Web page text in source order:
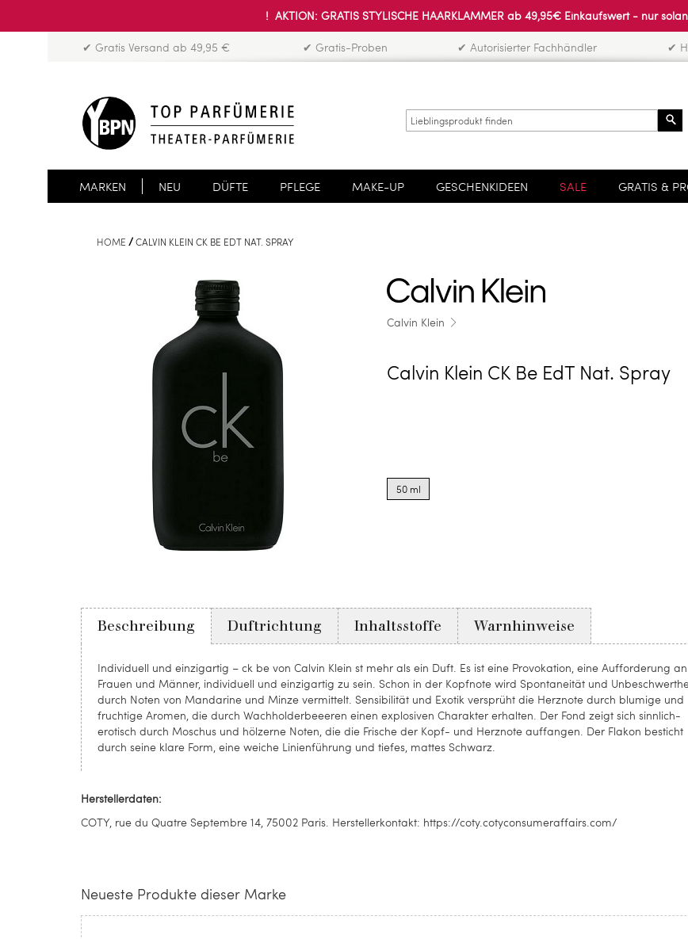
! AKTION: GRATIS STYLISCHE HAARKLAMMER ab 49,95€ Einkaufswert - nur
✔ Gratis Versand ab 49,95 € ✔ Gratis-Proben ✔ Autorisierter Fachhändler ✔
MARKEN NEU DÜFTE PFLEGE MAKE-UP GESCHENKIDEEN SALE GRATIS &
HOME CALVIN KLEIN CK BE EDT NAT. SPRAY
Calvin Klein
Calvin Klein CK Be EdT Nat. Spray
options
for50 ml
Beschreibung
Individuell und einzigartig – ck be von Calvin Klein st mehr als ein Duft. Es ist eine Provokation, eine Aufforderung an
Frauen und Männer, individuell und einzigartig zu sein. Schon in der Kopfnote wird Spontaneität und
durch Noten von Mandarine und Minze vermittelt. Sensibilität und Exotik versprüht die Herznote durch blumige und
fruchtige Aromen, die durch Wachholderbeeeren einen explosiven Charakter erhalten. Der Fond zeigt sich sinnlich-
erotisch durch Moschus und hölzerne Noten, die die Frische der Kopf- und Herznote auffangen. Der Flakon besticht
durch seine klare Form, eine weiche Linienführung und tiefes, mattes Schwarz.
Duftrichtung Inhaltsstoffe Warnhinweise
Herstellerdaten:
COTY, rue du Quatre Septembre 14, 75002 Paris. Herstellerkontakt: https://coty.cotyconsumeraffairs.com/
Neueste Produkte dieser Marke